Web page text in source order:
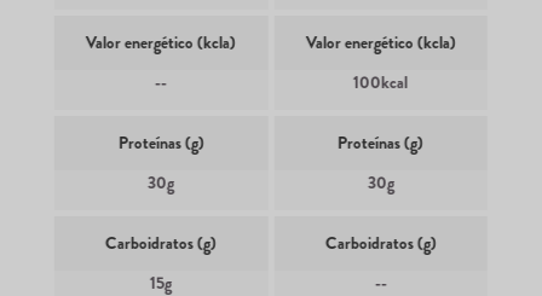
Valor energético (kcla)
--
Proteínas (g)
30g
Carboidratos (g)
15g
Valor energético (kcla)
100kcal
Proteínas (g)
30g
Carboidratos (g)
--